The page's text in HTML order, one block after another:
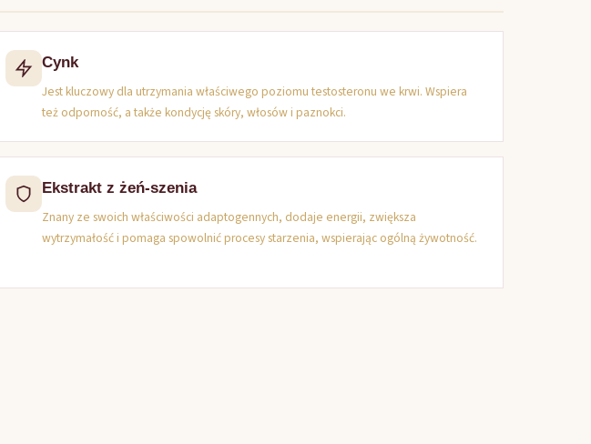
Cynk
Jest kluczowy dla utrzymania właściwego poziomu testosteronu we krwi. Wspiera
też odporność, a także kondycję skóry, włosów i paznokci.
Ekstrakt z żeń-szenia
Znany ze swoich właściwości adaptogennych, dodaje energii, zwiększa
wytrzymałość i pomaga spowolnić procesy starzenia, wspierając ogólną żywotność.